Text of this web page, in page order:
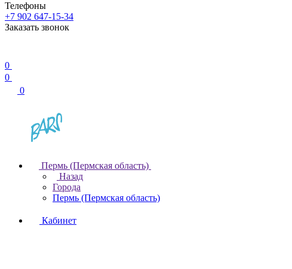
Телефоны
+7 902 647-15-34
Заказать звонок
0
0
0
Пермь (Пермская область)
Назад
Города
Пермь (Пермская область)
Кабинет